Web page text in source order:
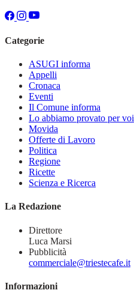
Categorie
ASUGI informa
Appelli
Cronaca
Eventi
Il Comune informa
Lo abbiamo provato per voi
Movida
Offerte di Lavoro
Politica
Regione
Ricette
Scienza e Ricerca
La Redazione
Direttore
Luca Marsi
Pubblicità
commerciale@triestecafe.it
Informazioni